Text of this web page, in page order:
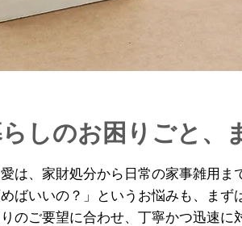
しのお困りごと、
は、家財処分から日常の家事雑用
めばいいの？」というお悩みも、ま
のご要望に合わせ、丁寧かつ迅速に